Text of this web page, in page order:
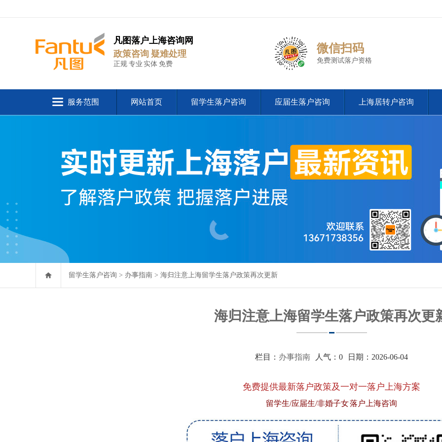
凡图落户上海咨询网
政策咨询 疑难处理
正规 专业 实体 免费
微信扫码
免费测试落户资格
服务范围 网站首页 留学生落户咨询 应届生落户咨询 上海居转户咨询
留学生落户咨询 > 办事指南 > 海归注意上海留学生落户政策再次更新
海归注意上海留学生落户政策再次更
栏目： 办事指南 人气： 0 日期：2026-06-04
免费提供最新落户政策及一对一落户上海方案
留学生/应届生/非婚子女 落户上海咨询